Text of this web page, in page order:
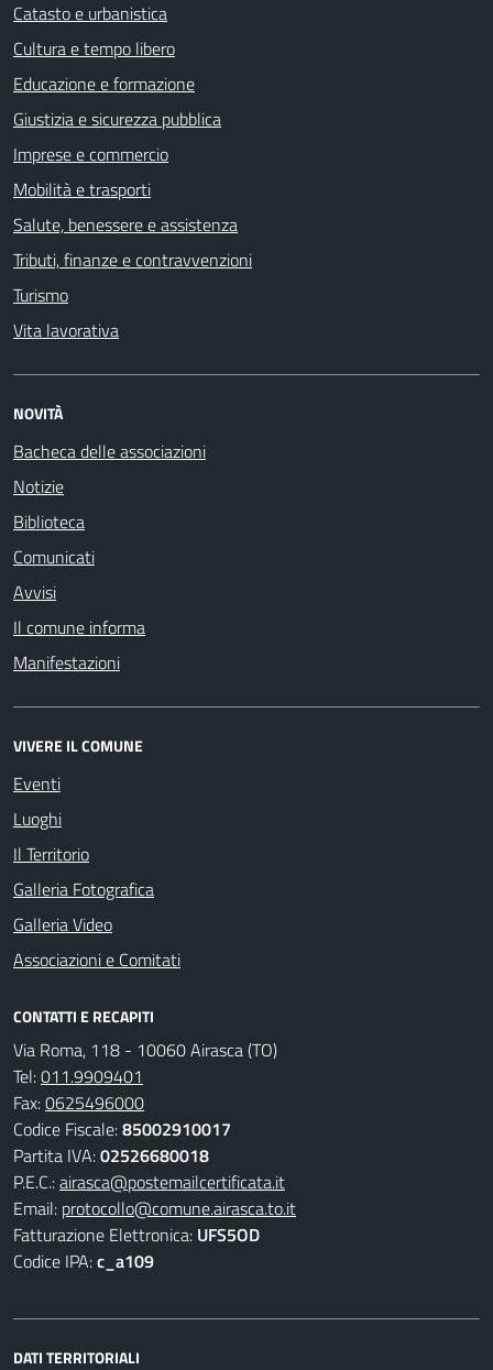
Catasto e urbanistica
Cultura e tempo libero
Educazione e formazione
Giustizia e sicurezza pubblica
Imprese e commercio
Mobilità e trasporti
Salute, benessere e assistenza
Tributi, finanze e contravvenzioni
Turismo
Vita lavorativa
NOVITÀ
Bacheca delle associazioni
Notizie
Biblioteca
Comunicati
Avvisi
Il comune informa
Manifestazioni
VIVERE IL COMUNE
Eventi
Luoghi
Il Territorio
Galleria Fotografica
Galleria Video
Associazioni e Comitati
CONTATTI E RECAPITI
Via Roma, 118 - 10060 Airasca (TO)
Tel:011.9909401
Fax:0625496000
Codice Fiscale:85002910017
Partita IVA:02526680018
P.E.C.:airasca@postemailcertificata.it
Email: protocollo@comune.airasca.to.it
Fatturazione Elettronica: UFS5OD
Codice IPA:c_a109
DATI TERRITORIALI